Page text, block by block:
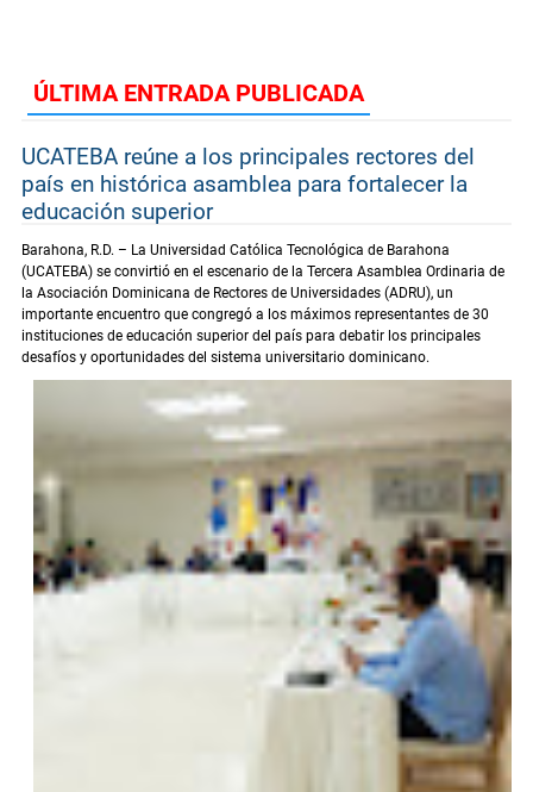
ÚLTIMA ENTRADA PUBLICADA
UCATEBA reúne a los principales rectores del
país en histórica asamblea para fortalecer la
educación superior
Barahona, R.D. – La Universidad Católica Tecnológica de Barahona
(UCATEBA) se convirtió en el escenario de la Tercera Asamblea Ordinaria de
la Asociación Dominicana de Rectores de Universidades (ADRU), un
importante encuentro que congregó a los máximos representantes de 30
instituciones de educación superior del país para debatir los principales
desafíos y oportunidades del sistema universitario dominicano.